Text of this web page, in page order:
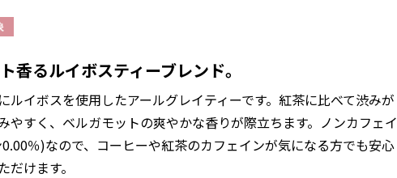
香るルイボスティーブレンド。
ルイボスを使用したアールグレイティーです。紅茶に比べて渋みが
やすく、ベルガモットの爽やかな香りが際立ちます。ノンカフェイ
％)なので、コーヒーや紅茶のカフェインが気になる方でも安心
だけます。